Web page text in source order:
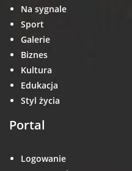
Na sygnale
Sport
Galerie
Biznes
Kultura
Edukacja
Styl życia
Portal
Logowanie